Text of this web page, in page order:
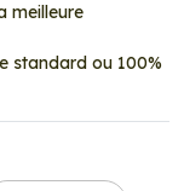
meilleure
standard ou 100%